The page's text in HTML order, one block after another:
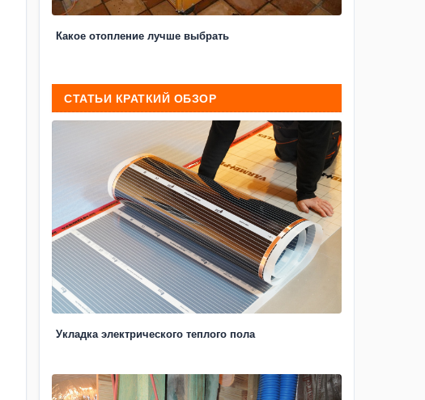
Какое отопление лучше выбрать
СТАТЬИ КРАТКИЙ ОБЗОР
Укладка электрического теплого пола